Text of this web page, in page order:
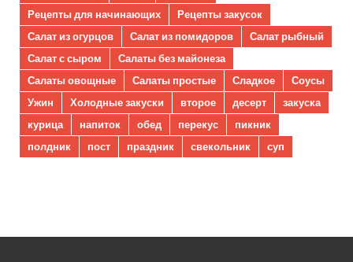
Рецепты для начинающих
Рецепты закусок
Салат из огурцов
Салат из помидоров
Салат рыбный
Салат с сыром
Салаты без майонеза
Салаты овощные
Салаты простые Сладкое
Соусы
Ужин
Холодные закуски второе десерт
закуска
курица
напиток обед перекус
пикник
полдник
пост праздник свекольник суп